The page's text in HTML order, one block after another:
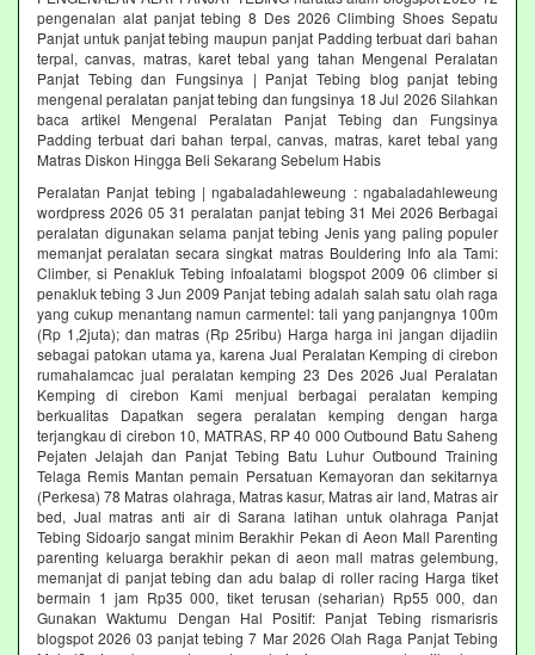
pengenalan alat panjat tebing 8 Des 2026 Climbing Shoes Sepatu
Panjat untuk panjat tebing maupun panjat Padding terbuat dari bahan
terpal, canvas, matras, karet tebal yang tahan Mengenal Peralatan
Panjat Tebing dan Fungsinya | Panjat Tebing blog panjat tebing
mengenal peralatan panjat tebing dan fungsinya 18 Jul 2026 Silahkan
baca artikel Mengenal Peralatan Panjat Tebing dan Fungsinya
Padding terbuat dari bahan terpal, canvas, matras, karet tebal yang
Matras Diskon Hingga Beli Sekarang Sebelum Habis‎
Peralatan Panjat tebing | ngabaladahleweung : ngabaladahleweung
wordpress 2026 05 31 peralatan panjat tebing 31 Mei 2026 Berbagai
peralatan digunakan selama panjat tebing Jenis yang paling populer
memanjat peralatan secara singkat matras Bouldering Info ala Tami:
Climber, si Penakluk Tebing infoalatami blogspot 2009 06 climber si
penakluk tebing 3 Jun 2009 Panjat tebing adalah salah satu olah raga
yang cukup menantang namun carmentel: tali yang panjangnya 100m
(Rp 1,2juta); dan matras (Rp 25ribu) Harga harga ini jangan dijadiin
sebagai patokan utama ya, karena Jual Peralatan Kemping di cirebon
rumahalamcac jual peralatan kemping 23 Des 2026 Jual Peralatan
Kemping di cirebon Kami menjual berbagai peralatan kemping
berkualitas Dapatkan segera peralatan kemping dengan harga
terjangkau di cirebon 10, MATRAS, RP 40 000 Outbound Batu Saheng
Pejaten Jelajah dan Panjat Tebing Batu Luhur Outbound Training
Telaga Remis Mantan pemain Persatuan Kemayoran dan sekitarnya
(Perkesa) 78 Matras olahraga, Matras kasur, Matras air land, Matras air
bed, Jual matras anti air di Sarana latihan untuk olahraga Panjat
Tebing Sidoarjo sangat minim Berakhir Pekan di Aeon Mall Parenting
parenting keluarga berakhir pekan di aeon mall matras gelembung,
memanjat di panjat tebing dan adu balap di roller racing Harga tiket
bermain 1 jam Rp35 000, tiket terusan (seharian) Rp55 000, dan
Gunakan Waktumu Dengan Hal Positif: Panjat Tebing rismarisris
blogspot 2026 03 panjat tebing 7 Mar 2026 Olah Raga Panjat Tebing